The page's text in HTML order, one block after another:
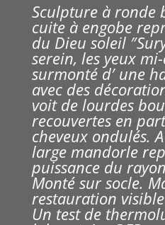
Sculpture à ronde
cuite à engobe
du Dieu soleil
serein, les yeux
surmonté d′ une
avec des
voit de lourdes
recouvertes en
cheveux ondulés.
large mandorle
puissance du
Monté sur socle.
restauration
Un test de